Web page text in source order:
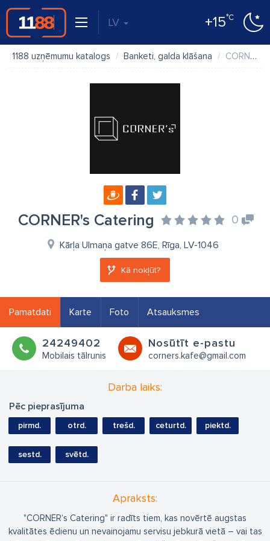
LV +15°C
1188 uzņēmumu katalogs Banketi, galda klāšana CORNER's Catering
CORNER's Catering 0
Kārļa Ulmaņa gatve 86E, Rīga, LV-1046
Kā nokļūt?
Pamatdati Karte Foto Atsauksmes
24249402
Mobilais tālrunis
Nosūtīt e-pastu
corners.kafe@gmail.com
Darba laiks:
Pēc pieprasījuma
pirmd. otrd. trešd. ceturtd. piektd.
sestd. svētd.
Apraksts:
"CORNER’s Catering" ir radīts tiem, kas novērtē augstas
kvalitātes ēdienu un nevainojamu servisu jebkurā vietā – vai tas